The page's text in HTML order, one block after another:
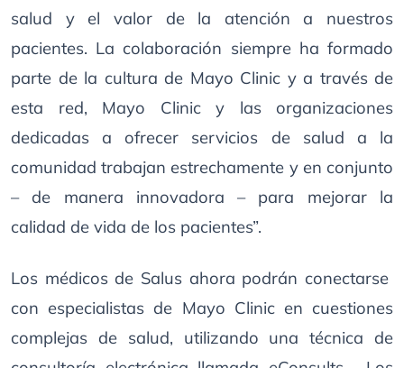
salud y el valor de la atención a nuestros
pacientes. La colaboración siempre ha formado
parte de la cultura de Mayo Clinic y a través de
esta red, Mayo Clinic y las organizaciones
dedicadas a ofrecer servicios de salud a la
comunidad trabajan estrechamente y en conjunto
– de manera innovadora – para mejorar la
calidad de vida de los pacientes”.
Los médicos de Salus ahora podrán conectarse
con especialistas de Mayo Clinic en cuestiones
complejas de salud, utilizando una técnica de